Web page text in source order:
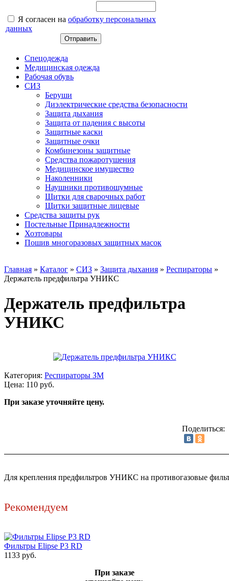
Я согласен на обработку персональных
данных
Спецодежда
Медицинская одежда
Рабочая обувь
СИЗ
Беруши
Диэлектрические средства безопасности
Защита дыхания
Защита от падения с высоты
Защитные каски
Защитные очки
Комбинезоны защитные
Средства пожаротушения
Медицинское имущество
Наколенники
Наушники противошумные
Щитки для сварочных работ
Щитки защитные лицевые
Средства защиты рук
Постельные Принадлежности
Хозтовары
Пошив многоразовых защитных масок
Главная » Каталог » СИЗ » Защита дыхания » Респираторы »
Держатель предфильтра УНИКС
Держатель предфильтра
УНИКС
Категория: Респираторы ЗМ
Цена: 110 руб.
При заказе уточняйте цену.
Поделиться:
Для крепления предфильтров УНИКС на противогазовые
Рекомендуем
Фильтры Elipse P3 RD
1133 руб.
При заказе